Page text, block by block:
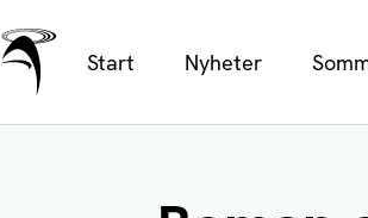
Ålands Radio & TV
Start Nyheter